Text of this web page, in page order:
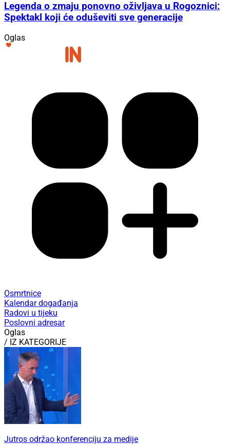
Legenda o zmaju ponovno oživljava u Rogoznici:
Spektakl koji će oduševiti sve generacije
Oglas
Osmrtnice
Kalendar događanja
Radovi u tijeku
Poslovni adresar
Oglas
/ IZ KATEGORIJE
Jutros održao konferenciju za medije